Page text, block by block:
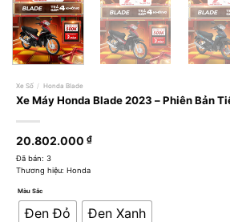
Xe Số / Honda Blade
Xe Máy Honda Blade 2023 – Phiên Bản
20.802.000 ₫
Đã bán: 3
Thương hiệu: Honda
Màu Sắc
Đen Đỏ Đen Xanh